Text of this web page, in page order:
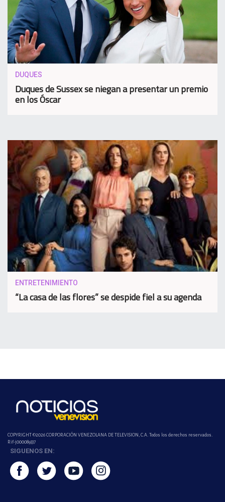
DUQUES
Duques de Sussex se niegan a presentar un premio
en los Óscar
ENTRETENIMIENTO
“La casa de las flores” se despide fiel a su agenda
COPYRIGHT ©2026 CORPORACIÓN VENEZOLANA DE TELEVISION, C.A. Todos los derechos reservados.
Rif-j000089337
SIGUENOS EN: